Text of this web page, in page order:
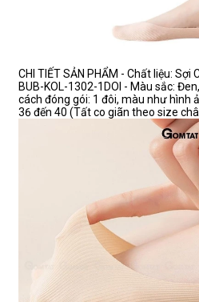
CHI TIẾT SẢN PHẨM - Chất liệu:
BUB-KOL-1302-1DOI - Màu sắc:
cách đóng gói: 1 đôi, màu như hình
36 đến 40 (Tất co giãn theo size